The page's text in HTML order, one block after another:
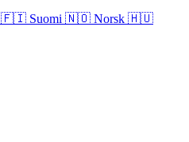
🇫🇮 Suomi 🇳🇴 Norsk 🇭🇺